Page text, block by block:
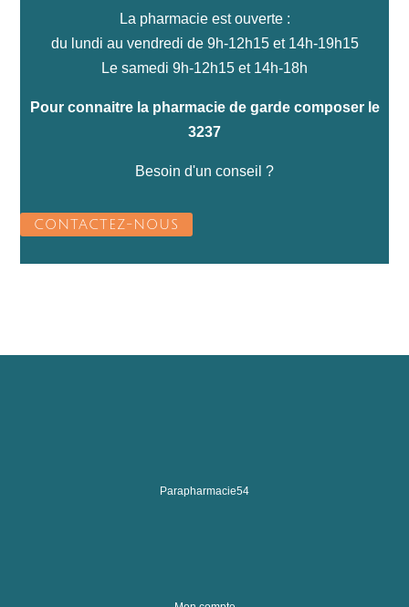
La pharmacie est ouverte :
du lundi au vendredi de 9h-12h15 et 14h-19h15
Le samedi 9h-12h15 et 14h-18h
Pour connaitre la pharmacie de garde composer le
3237
Besoin d'un conseil ?
CONTACTEZ-NOUS
Parapharmacie54